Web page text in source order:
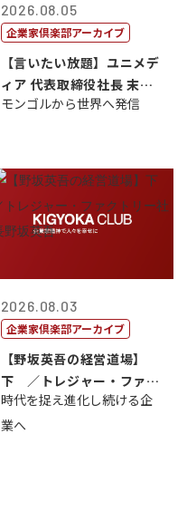
2026.08.05
企業家倶楽部アーカイブ
【言いたい放題】ユニメデ
ィア 代表取締役社長 末田
真
モンゴルから世界へ発信
2026.08.03
企業家倶楽部アーカイブ
【野坂英吾の経営道場】
下 ／トレジャー・ファク
トリー社長野坂...
時代を捉え進化し続ける企
業へ